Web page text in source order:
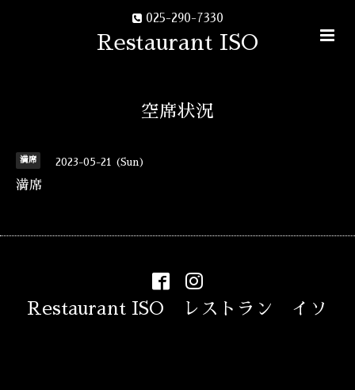
025-290-7330
Restaurant ISO
空席状況
満席 2023-05-21 (Sun)
満席
Restaurant ISO レストラン イソ